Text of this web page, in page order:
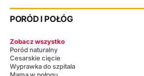
PORÓD I POŁÓG
Zobacz wszystko
Poród naturalny
Cesarskie cięcie
Wyprawka do szpitala
Mama w połogu